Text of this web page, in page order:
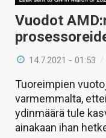
Vuodot
14.7.2021 - 01:53 /
Tuoreimpien
varmemmalta,
ydinmäärä tule
ainakaan ihan